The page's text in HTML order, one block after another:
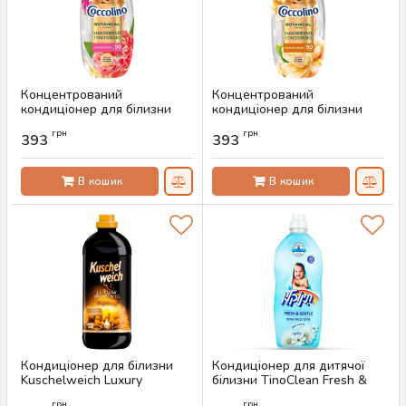
Концентрований
кондиціонер для білизни
мл (50 прань)
Артикул:AS-00687
393 грн
В кошик
Концентрований
кондиціонер для білизни
750 мл (50 прань)
Артикул:AS-00684
393 грн
В кошик
Кондиціонер для білизни
Kuschelweich Luxury
Кондиціонер для дитячої
білизни TinoClean Fresh &